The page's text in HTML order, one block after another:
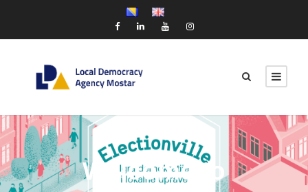
Welcome to